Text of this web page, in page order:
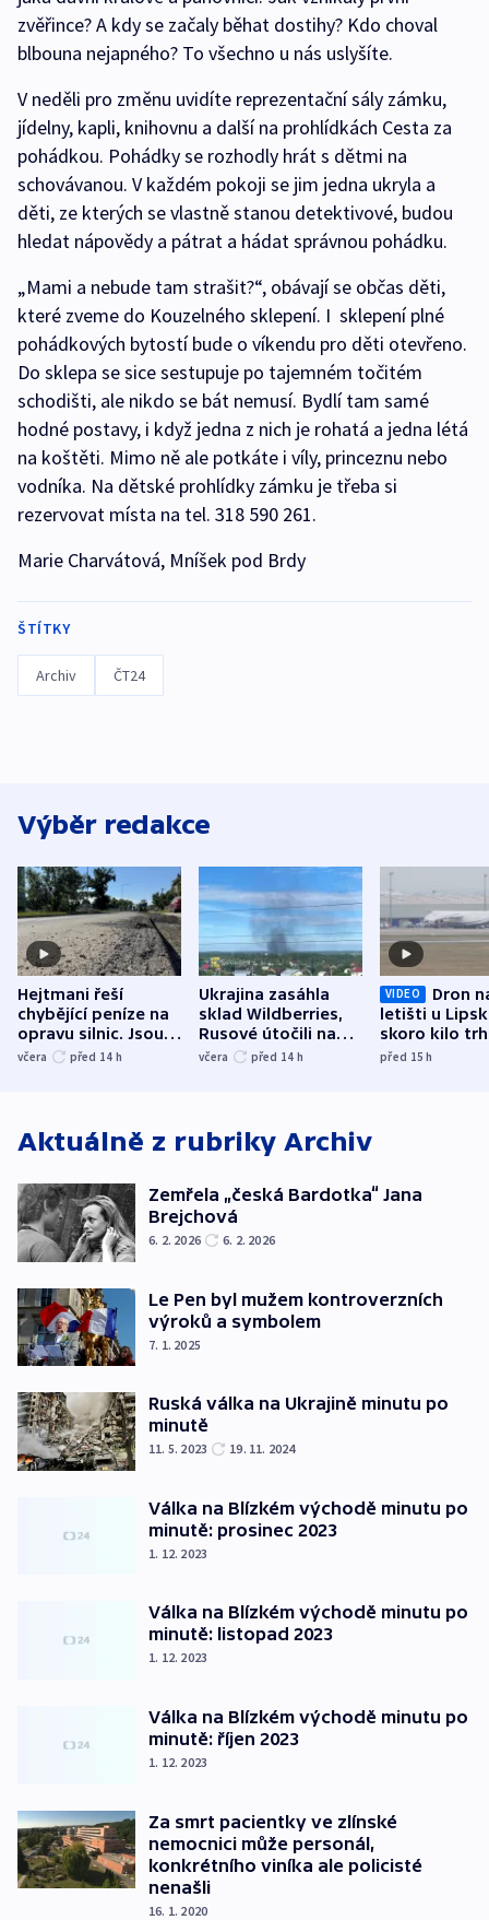
zvěřince? A kdy se začaly běhat dostihy? Kdo choval
blbouna nejapného? To všechno u nás uslyšíte.
V neděli pro změnu uvidíte reprezentační sály zámku,
jídelny, kapli, knihovnu a další na prohlídkách Cesta za
pohádkou. Pohádky se rozhodly hrát s dětmi na
schovávanou. V každém pokoji se jim jedna ukryla a
děti, ze kterých se vlastně stanou detektivové, budou
hledat nápovědy a pátrat a hádat správnou pohádku.
„Mami a nebude tam strašit?“, obávají se občas děti,
které zveme do Kouzelného sklepení. I sklepení plné
pohádkových bytostí bude o víkendu pro děti otevřeno.
Do sklepa se sice sestupuje po tajemném točitém
schodišti, ale nikdo se bát nemusí. Bydlí tam samé
hodné postavy, i když jedna z nich je rohatá a jedna létá
na koštěti. Mimo ně ale potkáte i víly, princeznu nebo
vodníka. Na dětské prohlídky zámku je třeba si
rezervovat místa na tel. 318 590 261.
Marie Charvátová, Mníšek pod Brdy
ŠTÍTKY
Archiv ČT24
Výběr redakce
Hejtmani řeší
chybějící peníze na
opravu silnic. Jsou
nenárokové, namítá
včera před 14 h
Ukrajina zasáhla
sklad Wildberries,
Rusové útočili na
trh, hasiče či
včera před 14 h
VIDEO
Dron
letišti u
skoro kilo
indicie
před 15h
Aktuálně z rubriky Archiv
Zemřela „česká Bardotka“ Jana
Brejchová
6. 2. 2026 6. 2. 2026
Le Pen byl mužem kontroverzních
výroků a symbolem
7. 1. 2025
Ruská válka na Ukrajině minutu po
minutě
11. 5. 2023 19. 11. 2024
Válka na Blízkém východě minutu po
minutě: prosinec 2023
1. 12. 2023
Válka na Blízkém východě minutu po
minutě: listopad 2023
1. 12. 2023
Válka na Blízkém východě minutu po
minutě: říjen 2023
1. 12. 2023
Za smrt pacientky ve zlínské
nemocnici může personál,
konkrétního viníka ale policisté
nenašli
16. 1. 2020